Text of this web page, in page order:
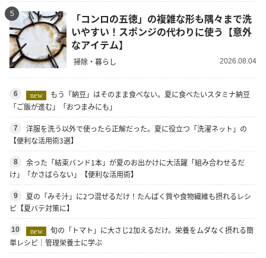
5
「コンロの五徳」の複雑な形も隅々まで洗
いやすい！スポンジの代わりに使う【意外
なアイテム】
掃除・暮らし 2026.08.04
6 new
もう「納豆」はそのまま食べない。夏に食べたいスタミナ納豆
「ご飯が進む」「おつまみにも」
7
洋服を洗う以外で使ったら正解だった。夏に役立つ「洗濯ネット」の
【便利な活用術3選】
8
余った「結束バンド1本」が夏のお出かけに大活躍「組み合わせるだ
け」「かさばらない」【便利な活用術】
9
夏の「みそ汁」に2つ混ぜるだけ！たんぱく質や食物繊維も摂れるレシ
ピ【夏バテ対策に】
10 new
旬の「トマト」に大さじ2加えるだけ。栄養をムダなく摂れる簡
単レシピ｜管理栄養士に学ぶ